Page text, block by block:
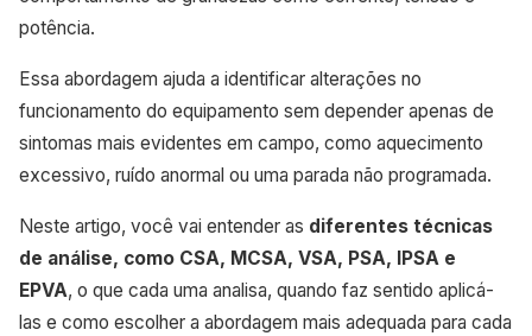
potência.
Essa abordagem ajuda a identificar alterações no
funcionamento do equipamento sem depender apenas de
sintomas mais evidentes em campo, como aquecimento
excessivo, ruído anormal ou uma parada não programada.
Neste artigo, você vai entender as diferentes técnicas
de análise, como CSA, MCSA, VSA, PSA, IPSA e
EPVA, o que cada uma analisa, quando faz sentido aplicá-
las e como escolher a abordagem mais adequada para cada